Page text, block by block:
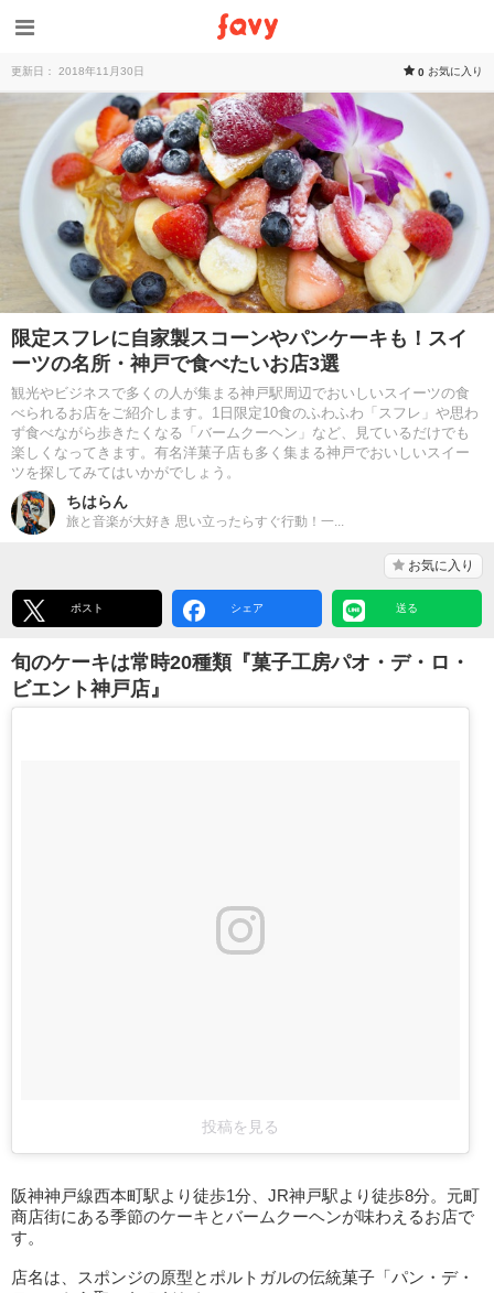
更新日： 2018年11月30日 0 お気に入り
限定スフレに自家製スコーンやパンケーキも！スイ
ーツの名所・神戸で食べたいお店3選
観光やビジネスで多くの人が集まる神戸駅周辺でおいしいスイーツの食
べられるお店をご紹介します。1日限定10食のふわふわ「スフレ」や思わ
ず食べながら歩きたくなる「バームクーヘン」など、見ているだけでも
楽しくなってきます。有名洋菓子店も多く集まる神戸でおいしいスイー
ツを探してみてはいかがでしょう。
ちはらん
旅と音楽が大好き 思い立ったらすぐ行動！一...
お気に入り
ポスト シェア 送る
旬のケーキは常時20種類『菓子工房パオ・デ・ロ・
ビエント神戸店』
投稿を見る
阪神神戸線西本町駅より徒歩1分、JR神戸駅より徒歩8分。元町
商店街にある季節のケーキとバームクーヘンが味わえるお店で
す。
店名は、スポンジの原型とポルトガルの伝統菓子「パン・デ・